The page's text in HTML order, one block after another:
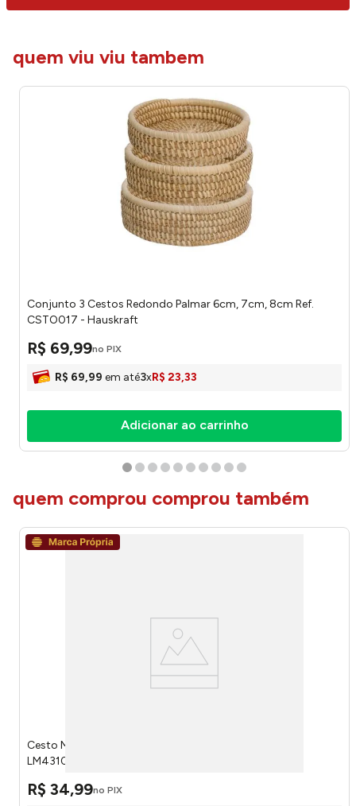
quem viu viu tambem
Conjunto 3 Cestos Redondo Palmar 6cm, 7cm, 8cm Ref.
CSTO017 - Hauskraft
R$ 69,99no PIX
R$ 69,99 em até3xR$ 23,33
Adicionar ao carrinho
quem comprou comprou também
Cesto Mesa G Quadrado Plástico PP 26,5x26,5x7,5cm
LM4310BEL - honeyhome
R$ 34,99no PIX